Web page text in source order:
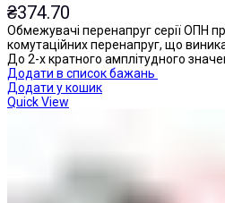
Зумери
Електрощитове
₴374.70
Обмежувачі перенапруг серії ОПН
комутаційних перенапруг, що
До 2-х кратного амплітудного
Додати в список бажань
Додати у кошик
Quick View